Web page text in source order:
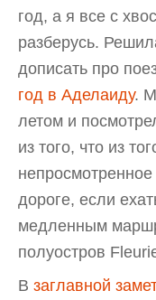
год, а я все с
разберусь.
дописать про
год в Аделаиду.
летом и
из того, что из
дороге, если
медленным
полуостров
В заглавной